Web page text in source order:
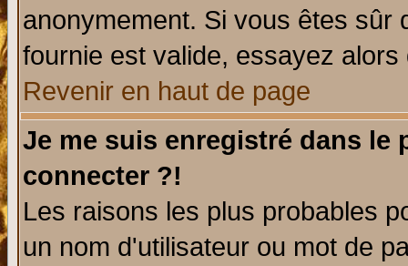
anonymement. Si vous êtes sûr
fournie est valide, essayez
Revenir en haut de page
Je me suis enregistré dans le
connecter ?!
Les raisons les plus probables
un nom d'utilisateur ou mot de